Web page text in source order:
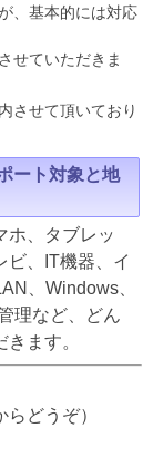
、基本的には対応
せていただきま
させて頂いており
ート対象と地
ホ、タブレッ
ビ、IT機器、イ
、Windows、
理など、どん
ます。
どうぞ）